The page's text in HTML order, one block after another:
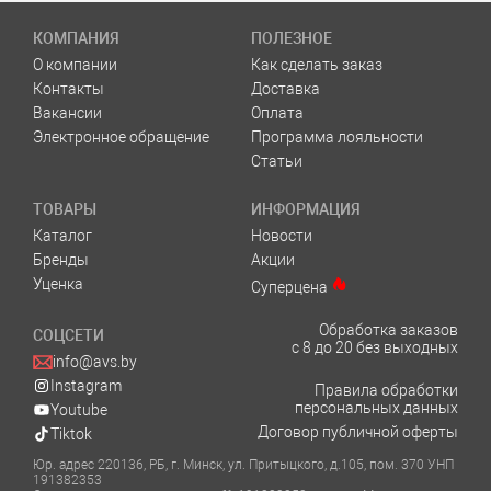
КОМПАНИЯ
О компании
Контакты
Вакансии
Электронное обращение
ПОЛЕЗНОЕ
Как сделать заказ
Доставка
Оплата
Программа лояльности
Статьи
ТОВАРЫ
Каталог
Бренды
Уценка
ИНФОРМАЦИЯ
Новости
Акции
Суперцена
СОЦСЕТИ
info@avs.by
Instagram
Youtube
Tiktok
Обработка заказов
с 8 до 20 без выходных
Правила обработки
персональных данных
Договор публичной оферты
Юр. адрес 220136, РБ, г. Минск, ул. Притыцкого, д.105, пом. 370 УНП
191382353